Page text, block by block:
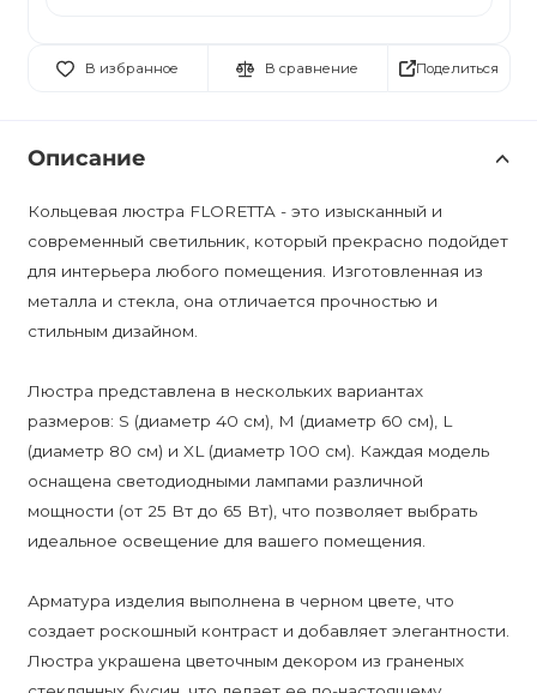
В избранное В сравнение Поделиться
Описание
Кольцевая люстра FLORETTA - это изысканный и
современный светильник, который прекрасно подойдет
для интерьера любого помещения. Изготовленная из
металла и стекла, она отличается прочностью и
стильным дизайном.
Люстра представлена в нескольких вариантах
размеров: S (диаметр 40 см), M (диаметр 60 см), L
(диаметр 80 см) и XL (диаметр 100 см). Каждая модель
оснащена светодиодными лампами различной
мощности (от 25 Вт до 65 Вт), что позволяет выбрать
идеальное освещение для вашего помещения.
Арматура изделия выполнена в черном цвете, что
создает роскошный контраст и добавляет элегантности.
Люстра украшена цветочным декором из граненых